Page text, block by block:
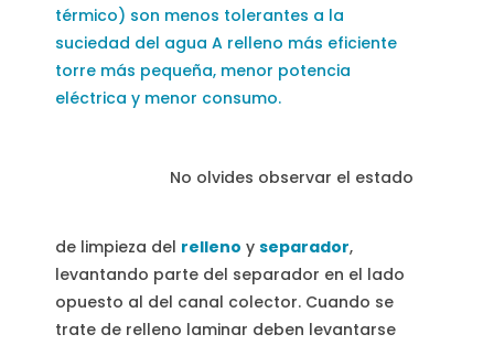
térmico) son menos tolerantes a la
suciedad del agua A relleno más eficiente
torre más pequeña, menor potencia
eléctrica y menor consumo.
No olvides observar el estado
de limpieza del relleno y separador,
levantando parte del separador en el lado
opuesto al del canal colector. Cuando se
trate de relleno laminar deben levantarse